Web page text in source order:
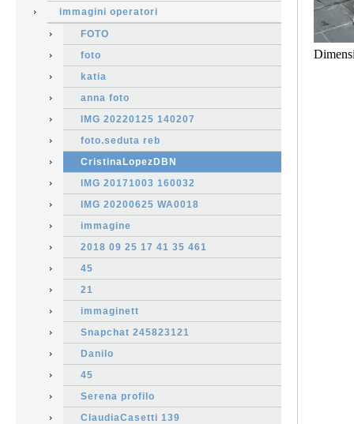
immagini operatori
FOTO
foto
katia
anna foto
IMG 20220125 140207
foto.seduta reb
CristinaLopezDBN
IMG 20171003 160032
IMG 20200625 WA0018
immagine
2018 09 25 17 41 35 461
45
21
immaginett
Snapchat 245823121
Danilo
45
Serena profilo
ClaudiaCasetti 139